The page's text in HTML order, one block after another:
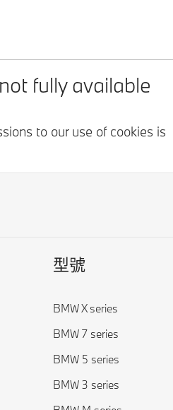
型號
BMW X series
BMW 7 series
BMW 5 series
BMW 3 series